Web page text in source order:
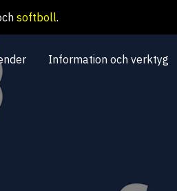
softboll.
Information och verktyg